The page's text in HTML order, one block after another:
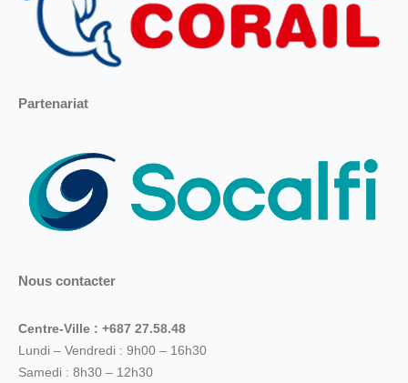
Partenariat
Nous contacter
Centre-Ville : +687 27.58.48
Lundi – Vendredi : 9h00 – 16h30
Samedi : 8h30 – 12h30